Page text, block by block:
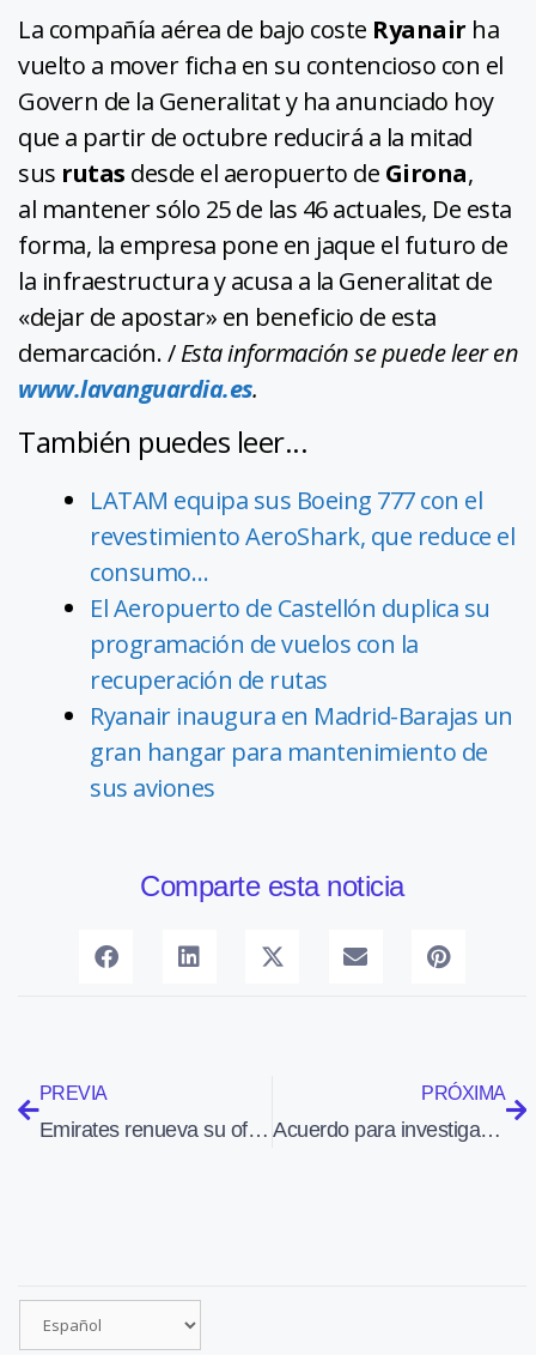
La compañía aérea de bajo coste Ryanair ha
vuelto a mover ficha en su contencioso con el
Govern de la Generalitat y ha anunciado hoy
que a partir de octubre reducirá a la mitad
sus rutas desde el aeropuerto de Girona,
al mantener sólo 25 de las 46 actuales, De esta
forma, la empresa pone en jaque el futuro de
la infraestructura y acusa a la Generalitat de
«dejar de apostar» en beneficio de esta
demarcación. /Esta información se puede leer en
www.lavanguardia.es.
También puedes leer...
LATAM equipa sus Boeing 777 con el
revestimiento AeroShark, que reduce el
consumo…
El Aeropuerto de Castellón duplica su
programación de vuelos con la
recuperación de rutas
Ryanair inaugura en Madrid-Barajas un
gran hangar para mantenimiento de
sus aviones
Comparte esta noticia
PREVIA
Emirates renueva su oferta gastronómica para sus cabinas ‘premium’
PRÓXIMA
Acuerdo para investigar la producción de bicombustible para jets a partir de la caña de azúcar